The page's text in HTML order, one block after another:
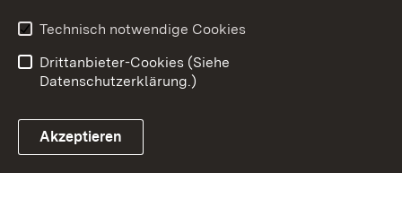
Benutzungshinweise
Erklärung zur
Technisch notwendige Cookies
Drittanbieter-Cookies (Siehe
Datenschutzerklärung.)
Akzeptieren